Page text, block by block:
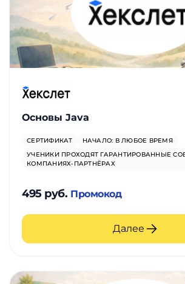
Основы Java
СЕРТИФИКАТ
НАЧАЛО: В ЛЮБОЕ ВРЕМЯ
УЧЕНИКИ ПРОХОДЯТ ГАРАНТИРОВАННЫЕ
КОМПАНИЯХ-ПАРТНЁРАХ
495 руб. Промокод
Далее